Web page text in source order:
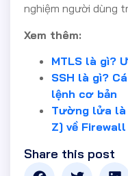
nghiệm người dùng
Xem thêm:
MTLS là gì?
SSH là gì?
lệnh cơ bản
Tường lửa là
Z] về Firewall
Share this post